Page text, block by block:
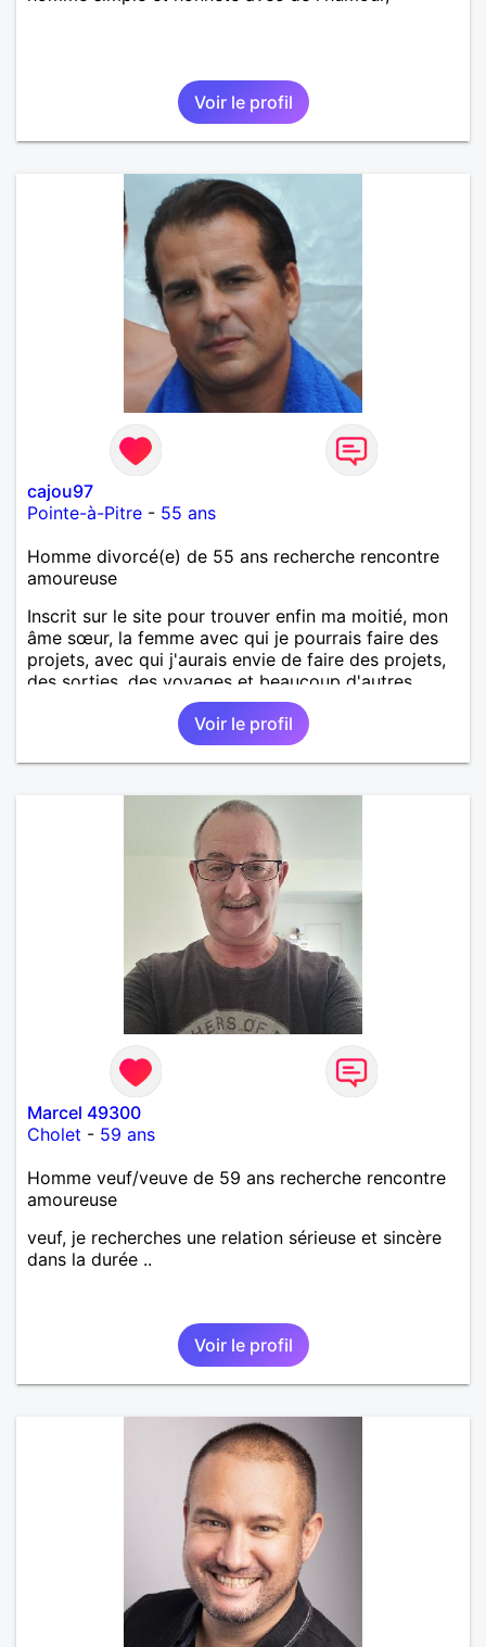
Voir le profil
cajou97
Pointe-à-Pitre - 55 ans
Homme divorcé(e) de 55 ans recherche rencontre
amoureuse
Inscrit sur le site pour trouver enfin ma moitié, mon
âme sœur, la femme avec qui je pourrais faire des
projets, avec qui j'aurais envie de faire des projets,
des sorties, des voyages et beaucoup d'autres
Voir le profil
Marcel 49300
Cholet - 59 ans
Homme veuf/veuve de 59 ans recherche rencontre
amoureuse
veuf, je recherches une relation sérieuse et sincère
dans la durée ..
Voir le profil